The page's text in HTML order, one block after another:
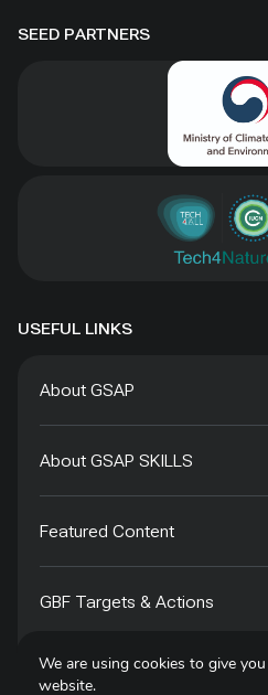
SEED PARTNERS
USEFUL LINKS
About GSAP
About GSAP SKILLS
Featured Content
GBF Targets & Actions
Tech4Species
We are using cookies to give
website.